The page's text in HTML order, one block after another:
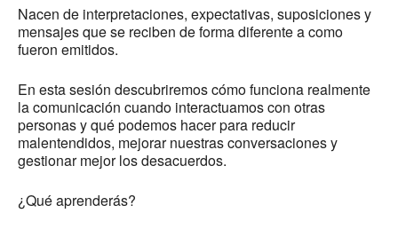
Nacen de interpretaciones, expectativas, suposiciones y
mensajes que se reciben de forma diferente a como
fueron emitidos.
En esta sesión descubriremos cómo funciona realmente
la comunicación cuando interactuamos con otras
personas y qué podemos hacer para reducir
malentendidos, mejorar nuestras conversaciones y
gestionar mejor los desacuerdos.
¿Qué aprenderás?